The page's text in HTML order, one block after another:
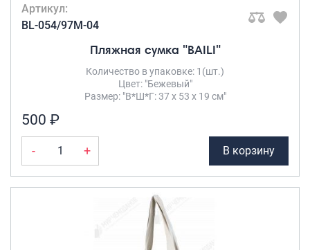
Артикул:
BL-054/97M-04
Пляжная сумка "BAILI"
Количество в упаковке: 1(шт.)
Цвет: "Бежевый"
Размер: "В*Ш*Г: 37 х 53 х 19 см"
500 ₽
- + В корзину